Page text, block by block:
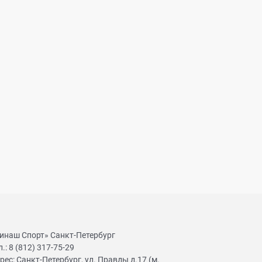
Спорт» Санкт-Петербург
8 (812) 317-75-29
Санкт-Петербург, ул. Правды д.17 (м.